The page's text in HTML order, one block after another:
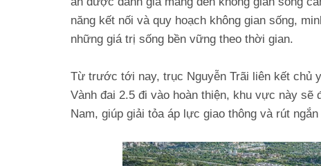
năng kết nối và quy hoạch không gian sống,
những giá trị sống bền vững theo thời gian.
Từ trước tới nay, trục Nguyễn Trãi liên kết chủ
Vành đai 2.5 đi vào hoàn thiện, khu vực này
Nam, giúp giải tỏa áp lực giao thông và rút